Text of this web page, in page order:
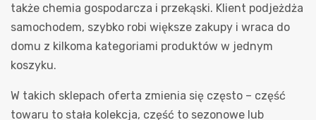
także chemia gospodarcza i przekąski. Klient podjeżdża
samochodem, szybko robi większe zakupy i wraca do
domu z kilkoma kategoriami produktów w jednym
koszyku.
W takich sklepach oferta zmienia się często – część
towaru to stała kolekcja, część to sezonowe lub